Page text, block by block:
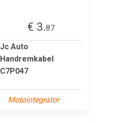
€ 3.87
Jc Auto
Handremkabel
C7P047
Motointegrator